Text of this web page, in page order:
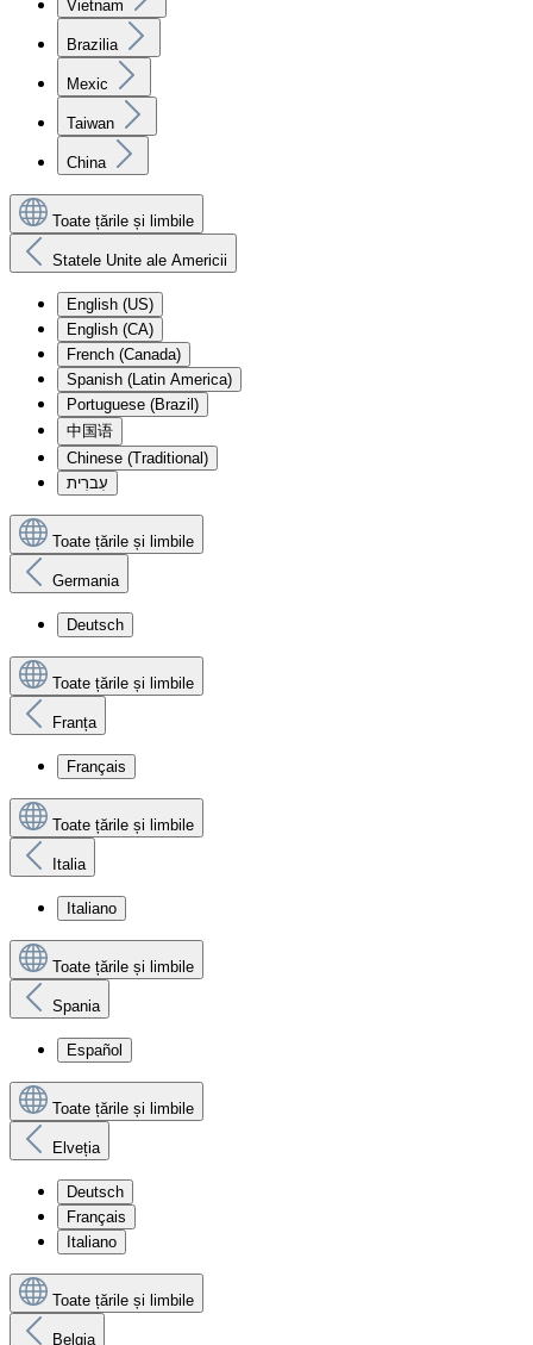
Vietnam
Brazilia
Mexic
Taiwan
China
Toate țările și limbile
Statele Unite ale Americii
English (US)
English (CA)
French (Canada)
Spanish (Latin America)
Portuguese (Brazil)
中国语
Chinese (Traditional)
עִברִית
Toate țările și limbile
Germania
Deutsch
Toate țările și limbile
Franța
Français
Toate țările și limbile
Italia
Italiano
Toate țările și limbile
Spania
Español
Toate țările și limbile
Elveția
Deutsch
Français
Italiano
Toate țările și limbile
Belgia